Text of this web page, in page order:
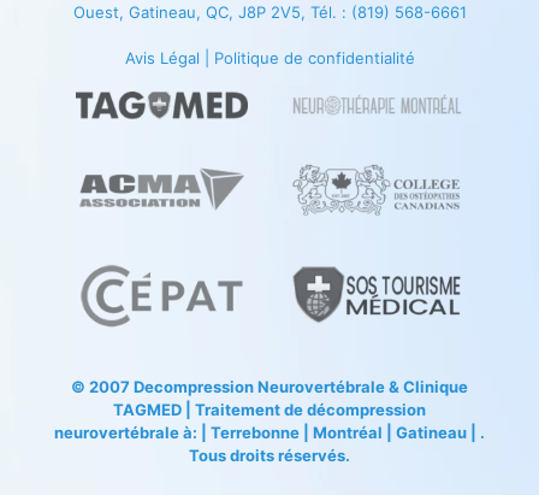
Ouest, Gatineau, QC, J8P 2V5, Tél. : (819) 568-6661
Avis Légal Politique de confidentialité
© 2007Decompression Neurovertébrale& Clinique
TAGMED | Traitement de décompression
neurovertébrale à: | Terrebonne | Montréal | Gatineau | .
Tous droits réservés.